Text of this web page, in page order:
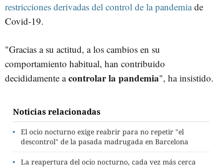
restricciones derivadas del control de la pandemiade
Covid-19.
"Gracias a su actitud, a los cambios en su
comportamiento habitual, han contribuido
decididamente acontrolar la pandemia", ha insistido.
Noticias relacionadas
El ocio nocturno exige reabrir para no repetir "el
descontrol" de la pasada madrugada en Barcelona
La reapertura del ocio nocturno, cada vez más cerca